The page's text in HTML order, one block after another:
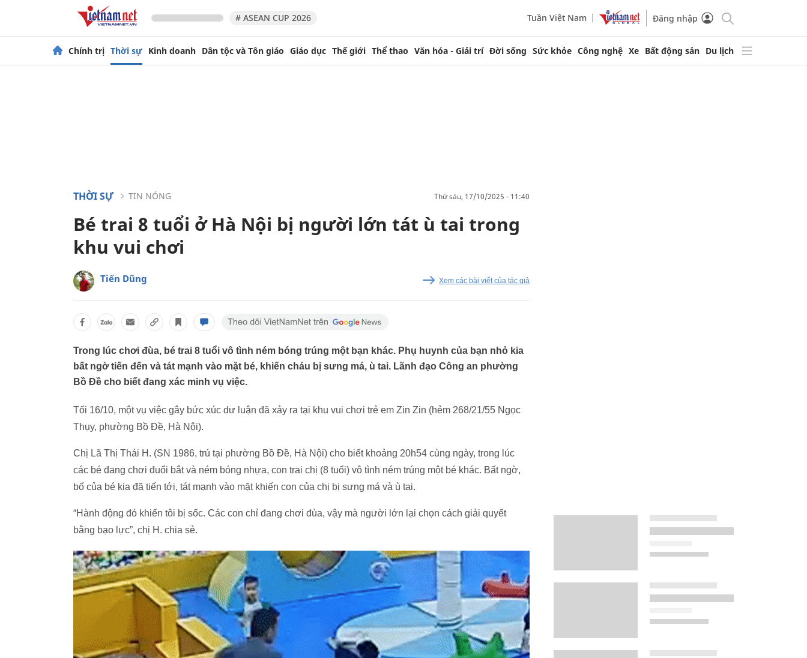
# ASEAN CUP 2026 Tuần Việt Nam Đăng nhập
Chính trị Thời sự Kinh doanh Dân tộc và Tôn giáo Giáo dục Thế giới Thể thao Văn hóa - Giải trí Đời sống Sức khỏe Công nghệ Xe Bất động sản Du lịch
THỜI SỰ TIN NÓNG thứ sáu, 17/10/2025 - 11:40
Bé trai 8 tuổi ở Hà Nội bị người lớn tát ù tai trong
khu vui chơi
Tiến Dũng Xem các bài viết của tác giả
Trong lúc chơi đùa, bé trai 8 tuổi vô tình ném bóng trúng một bạn khác. Phụ huynh của bạn nhỏ kia
bất ngờ tiến đến và tát mạnh vào mặt bé, khiến cháu bị sưng má, ù tai. Lãnh đạo Công an phường
Bồ Đề cho biết đang xác minh vụ việc.
Tối 16/10, một vụ việc gây bức xúc dư luận đã xảy ra tại khu vui chơi trẻ em Zin Zin (hẻm 268/21/55 Ngọc
Thụy, phường Bồ Đề, Hà Nội).
Chị Lã Thị Thái H. (SN 1986, trú tại phường Bồ Đề, Hà Nội) cho biết khoảng 20h54 cùng ngày, trong lúc
các bé đang chơi đuổi bắt và ném bóng nhựa, con trai chị (8 tuổi) vô tình ném trúng một bé khác. Bất ngờ,
bố của bé kia đã tiến tới, tát mạnh vào mặt khiến con của chị bị sưng má và ù tai.
“Hành động đó khiến tôi bị sốc. Các con chỉ đang chơi đùa, vậy mà người lớn lại chọn cách giải quyết
bằng bạo lực”, chị H. chia sẻ.